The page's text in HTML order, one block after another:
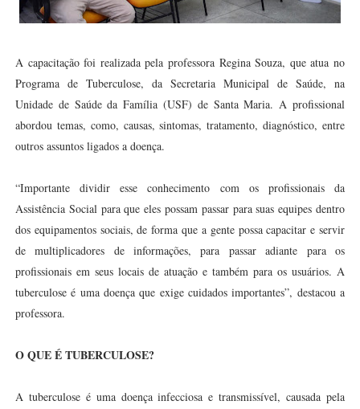
A capacitação foi realizada pela professora Regina Souza, que atua no
Programa de Tuberculose, da Secretaria Municipal de Saúde, na
Unidade de Saúde da Família (USF) de Santa Maria. A profissional
abordou temas, como, causas, sintomas, tratamento, diagnóstico, entre
outros assuntos ligados a doença.
“Importante dividir esse conhecimento com os profissionais da
Assistência Social para que eles possam passar para suas equipes dentro
dos equipamentos sociais, de forma que a gente possa capacitar e servir
de multiplicadores de informações, para passar adiante para os
profissionais em seus locais de atuação e também para os usuários. A
tuberculose é uma doença que exige cuidados importantes”, destacou a
professora.
O QUE É TUBERCULOSE?
A tuberculose é uma doença infecciosa e transmissível, causada pela